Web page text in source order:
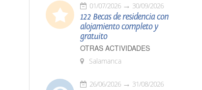
01/07/2026 30/09/2026
122 Becas de residencia con
alojamiento completo y
gratuito
OTRAS ACTIVIDADES
Salamanca
26/06/2026 31/08/2026